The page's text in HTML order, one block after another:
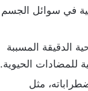
في سوائل الجسم
الدقيقة المسببة
للمضادات الحيوية.
مثل